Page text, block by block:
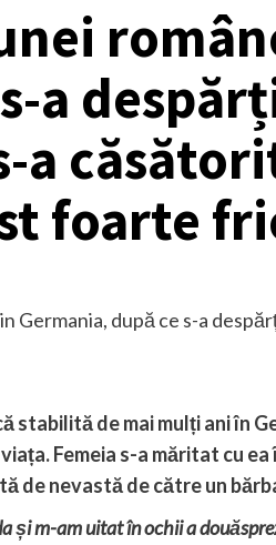
a
a
foarte
stabilită de mai mulți ani în
Femeia s-a măritat cu
de nevastă de către un
și m-am uitat în ochii a